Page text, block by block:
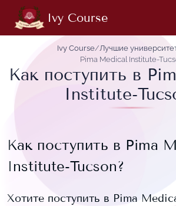
Ivy Course
Ivy Course/Лучшие
Pima Medical Institute-
Как поступить в
Institute-
Как поступить в Pima
Institute-Tucson?
Хотите поступить в Pima